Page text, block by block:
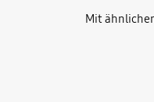
Mit